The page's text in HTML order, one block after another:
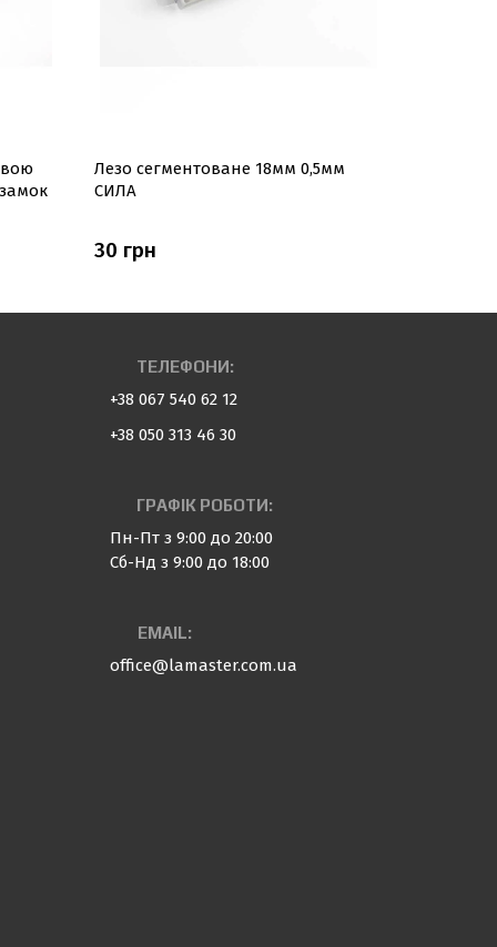
Лезо сегментоване 18мм 0,5мм
СИЛА
30 грн
ТЕЛЕФОНИ:
+38 067 540 62 12
+38 050 313 46 30
ГРАФІК РОБОТИ:
Пн-Пт з 9:00 до 20:00
Сб-Нд з 9:00 до 18:00
EMAIL:
office@lamaster.com.ua